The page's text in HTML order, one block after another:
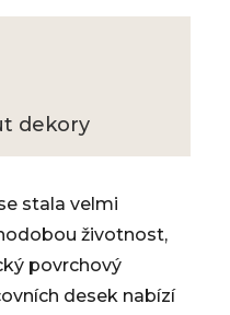
dekory
stala velmi
životnost,
povrchový
desek nabízí